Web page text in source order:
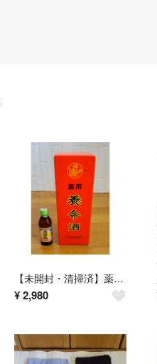
​【未開封・清掃済】薬用養命酒 1000ml 箱付き ・久米仙（泡盛）ミニボトル
¥2,980